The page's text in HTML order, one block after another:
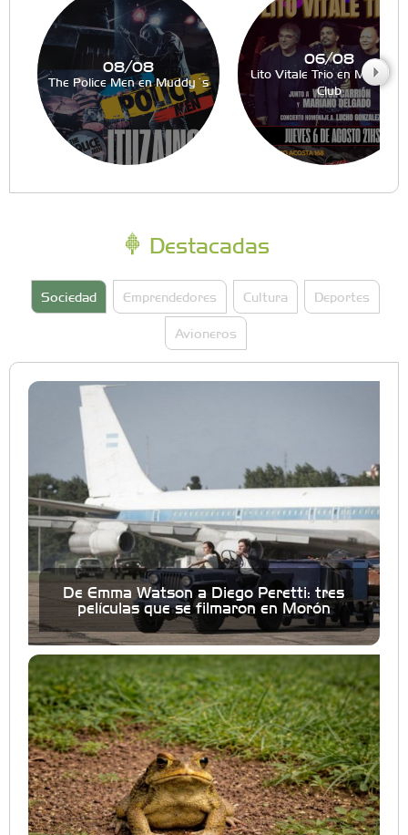
08/08
The Police Men en Muddy´s
06/08
Lito Vitale Trio en Muddy´s
Club
Destacadas
Sociedad Emprendedores Cultura Deportes
Avioneros
De Emma Watson a Diego Peretti: tres
películas que se filmaron en Morón